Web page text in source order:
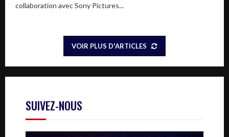
collaboration avec Sony Pictures...
VOIR PLUS D'ARTICLES
SUIVEZ-NOUS